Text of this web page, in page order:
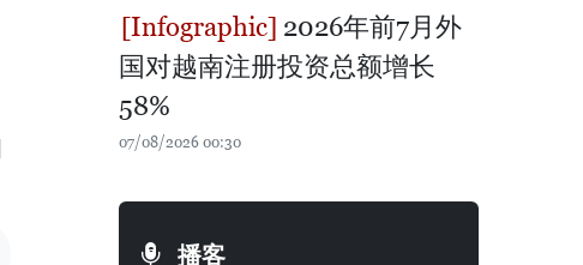
2026年前7月外
国对越南注册投资总额增长
58%
07/08/2026 00:30
播客